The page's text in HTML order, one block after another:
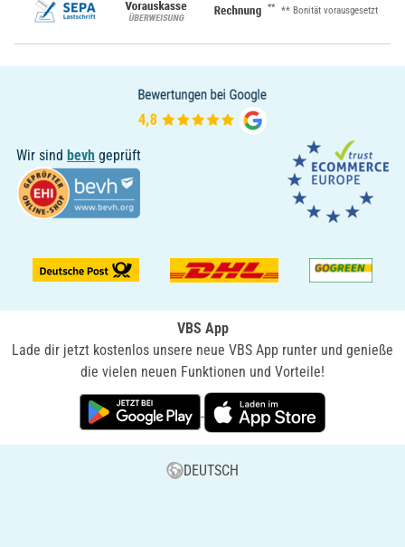
** ** Bonität vorausgesetzt
Wir sind bevh geprüft
VBS App
Lade dir jetzt kostenlos unsere neue VBS App runter und genieße
die vielen neuen Funktionen und Vorteile!
DEUTSCH